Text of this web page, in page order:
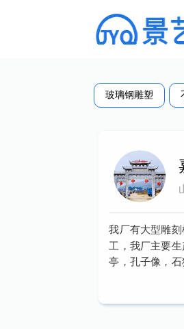
玻璃钢雕塑
我厂有大型雕
工，我厂主要
亭，孔子像，